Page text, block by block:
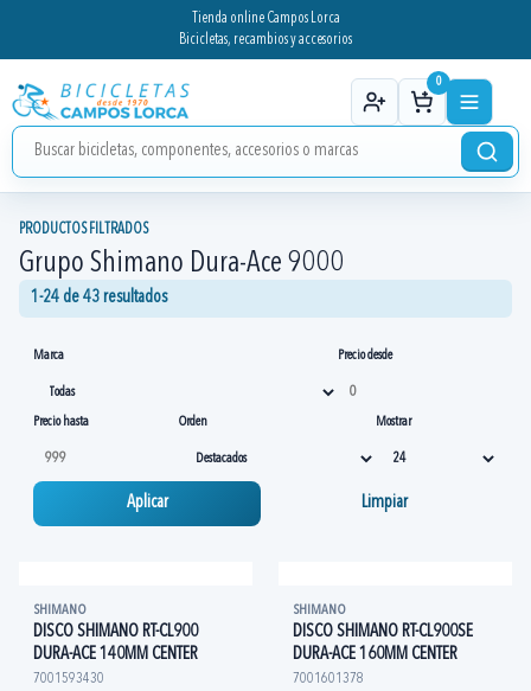
Tienda online Campos Lorca
Bicicletas, recambios y accesorios
0
PRODUCTOS FILTRADOS
Grupo Shimano Dura-Ace 9000
1-24 de 43 resultados
Marca Precio desde
Precio hasta Orden Mostrar
Aplicar Limpiar
SHIMANO
DISCO SHIMANO RT-CL900
DURA-ACE 140MM CENTER
7001593430
SHIMANO
DISCO SHIMANO RT-CL900SE
DURA-ACE 160MM CENTER
7001601378